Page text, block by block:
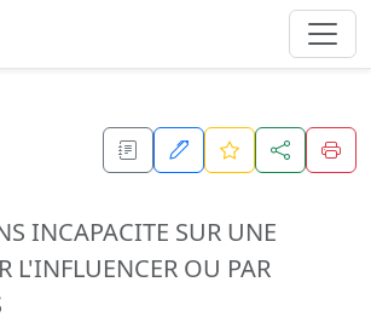
INCAPACITE SUR UNE
L'INFLUENCER OU PAR